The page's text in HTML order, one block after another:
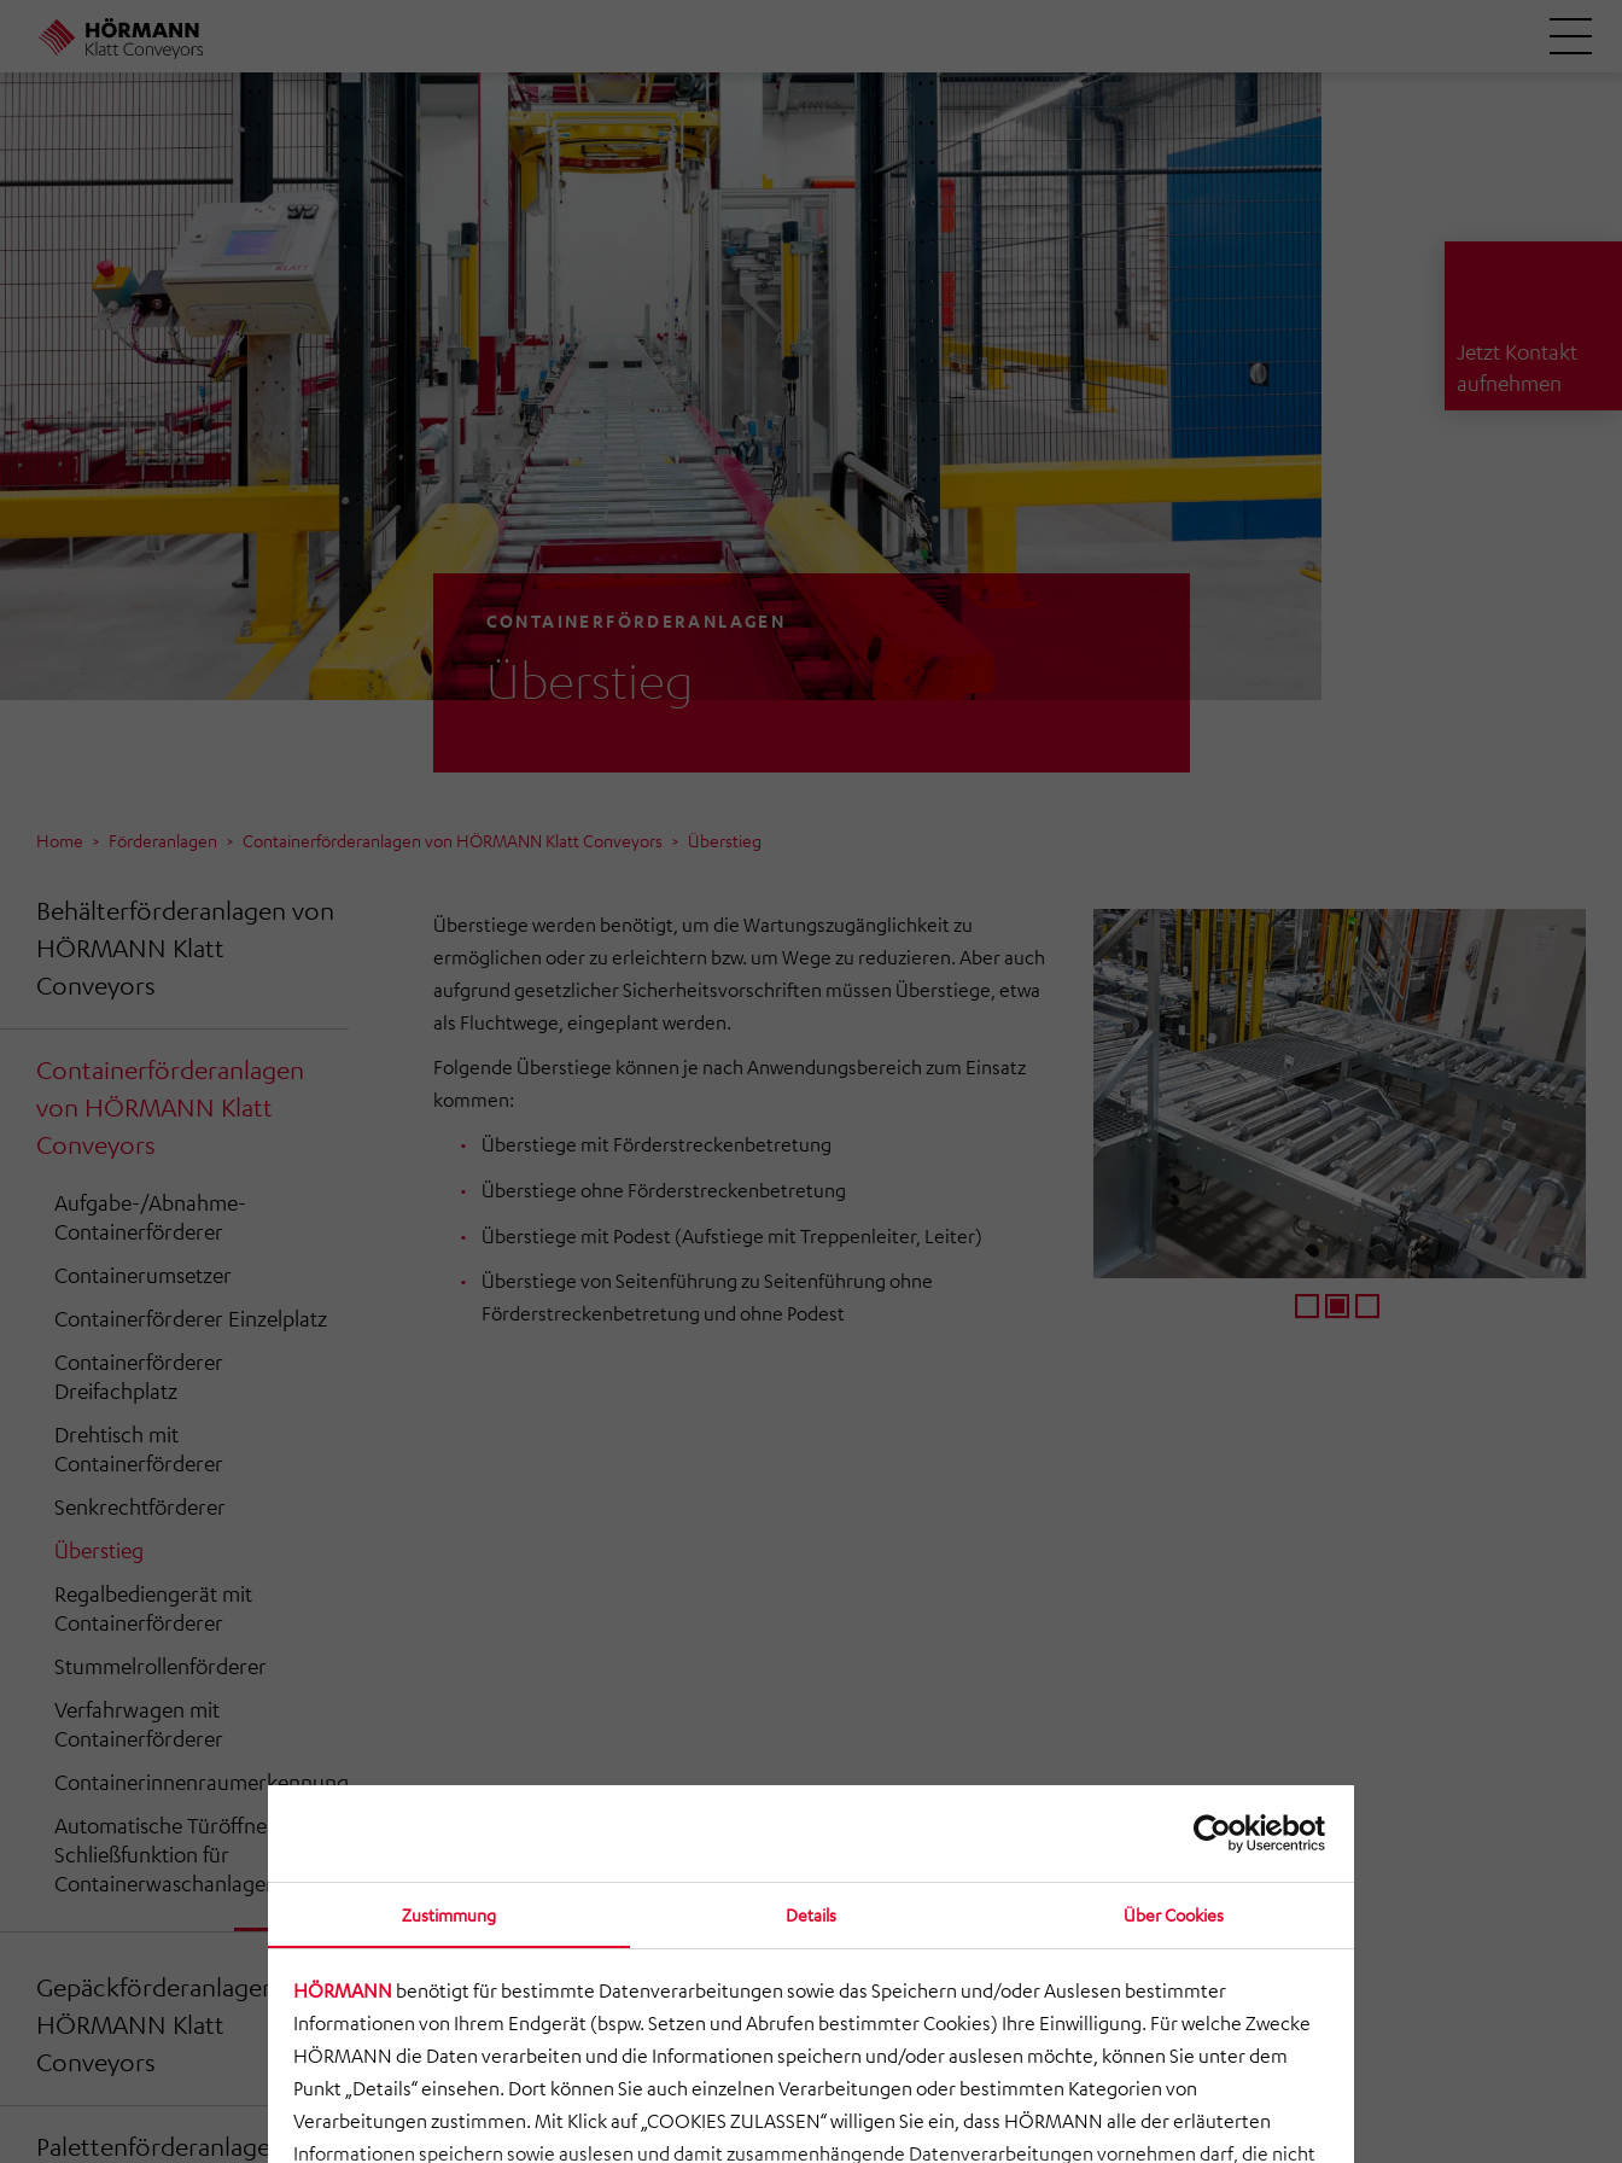
Zustimmung Details Über Cookies
HÖRMANN benötigt für bestimmte Datenverarbeitungen sowie das Speichern und/oder Auslesen bestimmter
Informationen von Ihrem Endgerät (bspw. Setzen und Abrufen bestimmter Cookies) Ihre Einwilligung. Für welche Zwecke
HÖRMANN die Daten verarbeiten und die Informationen speichern und/oder auslesen möchte, können Sie unter dem
Punkt „Details“ einsehen. Dort können Sie auch einzelnen Verarbeitungen oder bestimmten Kategorien von
Verarbeitungen zustimmen. Mit Klick auf „COOKIES ZULASSEN“ willigen Sie ein, dass HÖRMANN alle der erläuterten
Informationen speichern sowie auslesen und damit zusammenhängende Datenverarbeitungen vornehmen darf, die nicht
Inhalt
Jetzt Kontakt
aufnehmen
CONTAINERFÖRDERANLAGEN
Überstieg
Home Förderanlagen Containerförderanlagen von HÖRMANN Klatt Conveyors Überstieg
Behälterförderanlagen von
HÖRMANN Klatt
Conveyors
Containerförderanlagen
von HÖRMANN Klatt
Conveyors
Aufgabe-/Abnahme-
Containerförderer
Containerumsetzer
Containerförderer Einzelplatz
Containerförderer
Dreifachplatz
Drehtisch mit
Containerförderer
Senkrechtförderer
Überstieg
Regalbediengerät mit
Containerförderer
Stummelrollenförderer
Verfahrwagen mit
Containerförderer
Containerinnenraumerkennung
Automatische Türöffner und
Schließfunktion für
Containerwaschanlagen
Gepäckförderanlagen von
HÖRMANN Klatt
Conveyors
Palettenförderanlagen von
Überstiege werden benötigt, um die Wartungszugänglichkeit zu
ermöglichen oder zu erleichtern bzw. um Wege zu reduzieren. Aber auch
aufgrund gesetzlicher Sicherheitsvorschriften müssen Überstiege, etwa
als Fluchtwege, eingeplant werden.
Folgende Überstiege können je nach Anwendungsbereich zum Einsatz
kommen:
Überstiege mit Förderstreckenbetretung
Überstiege ohne Förderstreckenbetretung
Überstiege mit Podest (Aufstiege mit Treppenleiter, Leiter)
Überstiege von Seitenführung zu Seitenführung ohne
Förderstreckenbetretung und ohne Podest
2